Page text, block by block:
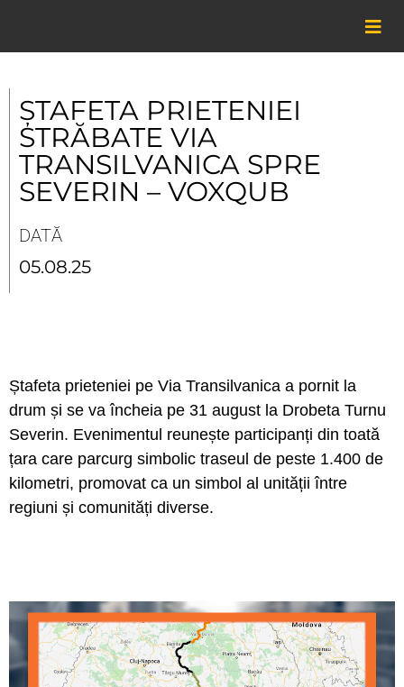
content
ȘTAFETA PRIETENIEI
STRĂBATE VIA
TRANSILVANICA SPRE
SEVERIN – VOXQUB
DATĂ
05.08.25
Ștafeta prieteniei pe Via Transilvanica a pornit la
drum și se va încheia pe 31 august la Drobeta Turnu
Severin. Evenimentul reunește participanți din toată
țara care parcurg simbolic traseul de peste 1.400 de
kilometri, promovat ca un simbol al unității între
regiuni și comunități diverse.